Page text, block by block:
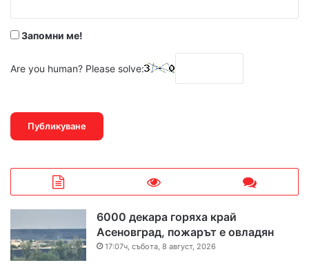
Запомни ме!
Are you human? Please solve:
6000 декара горяха край
Асеновград, пожарът е овладян
17:07ч, събота, 8 август, 2026